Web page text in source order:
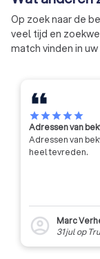
Op zoek naar de
veel tijd en
match vinden in
starstarstarstarstar
Adressen van
Adressen van
heel tevreden.
account_circle
Marc
31 julop